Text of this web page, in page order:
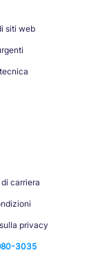
siti web
carriera
privacy
3035